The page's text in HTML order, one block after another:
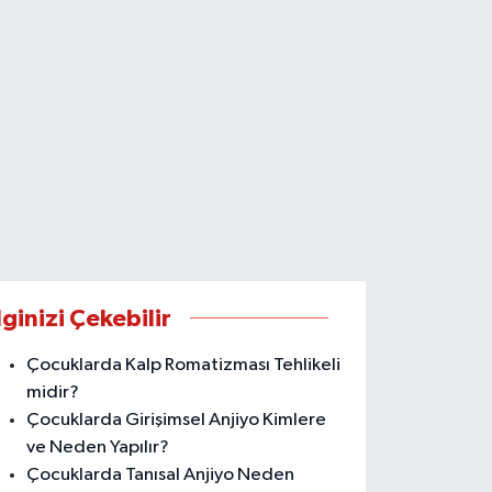
Çekebilir
Çocuklarda Kalp Romatizması Tehlikeli
midir?
Çocuklarda Girişimsel Anjiyo Kimlere
ve Neden Yapılır?
Çocuklarda Tanısal Anjiyo Neden